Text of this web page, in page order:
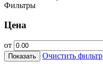
Фильтры
Цена
от
Показать Очистить фильтр